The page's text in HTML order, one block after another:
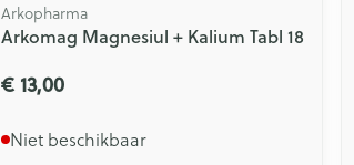
Arkopharma
Arkomag Magnesiul + Kalium Tabl 18
€ 13,00
Niet beschikbaar